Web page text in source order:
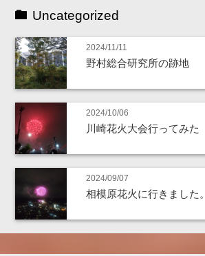
Uncategorized
2024/11/11
野村総合研究所の跡地
2024/10/06
川崎花火大会行ってみた
2024/09/07
相模原花火に行きました。